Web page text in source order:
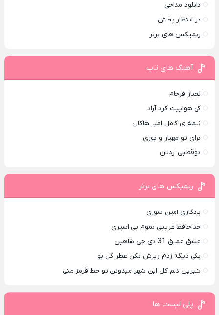
دانلود مداحی
در انتظار پخش
ریمیکس های برتر
آهنگ های تاپ
لجباز فرجام
کی هواییت کرد آراد
نیمه ی کامل امیر هاکان
برای تو مهیار و پوری
دوقطبی اردلان
ریمیکس های برتر
یادگاری امین سوری
خداحافظ غریبی تموم بی اسیری
عشق عمیق 31 دی جی شاهین
یکی دیگه زدم زیرش بکن عطر گل بو
شیرین دلم کل این شهر میدونن تو خط قرمز منی
پلی لیست ها